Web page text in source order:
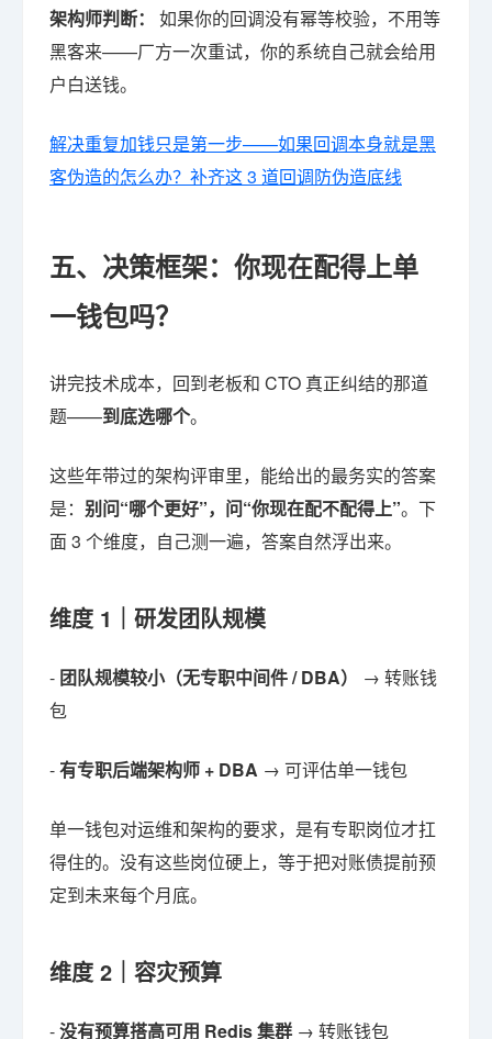
架构师判断：
如果你的回调没有幂等校验，不用等
黑客来——厂方一次重试，你的系统自己就会给用
户白送钱。
解决重复加钱只是第一步——如果回调本身就是黑
客伪造的怎么办？补齐这 3 道回调防伪造底线
五、决策框架：你现在配得上单
一钱包吗？
讲完技术成本，回到老板和 CTO 真正纠结的那道
题——到底选哪个。
这些年带过的架构评审里，能给出的最务实的答案
是： 别问“哪个更好”，问“你现在配不配得上”。下
面 3 个维度，自己测一遍，答案自然浮出来。
维度 1｜研发团队规模
- 团队规模较小（无专职中间件 / DBA）
→ 转账钱
包
-有专职后端架构师 + DBA → 可评估单一钱包
单一钱包对运维和架构的要求，是有专职岗位才扛
得住的。没有这些岗位硬上，等于把对账债提前预
定到未来每个月底。
维度 2｜容灾预算
-没有预算搭高可用 Redis 集群 → 转账钱包